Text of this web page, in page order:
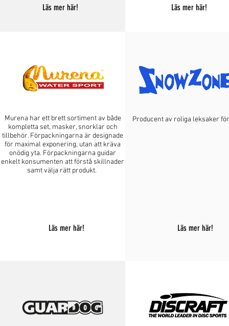
Läs mer här! Läs mer här!
Murena har ett brett sortiment av både
kompletta set, masker, snorklar och
tillbehör. Förpackningarna är designade
för maximal exponering, utan att kräva
onödig yta. Förpackningarna guidar
enkelt konsumenten att förstå skillnader
samt välja rätt produkt.
Läs mer här!
Producent av roliga leksaker
Läs mer här!